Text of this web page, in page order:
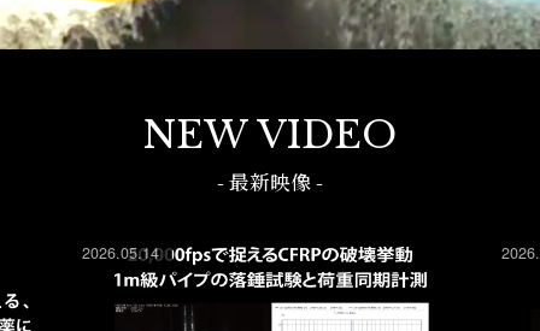
NEW VIDEO
- 最新映像 -
2026.05.14 2026.04.06